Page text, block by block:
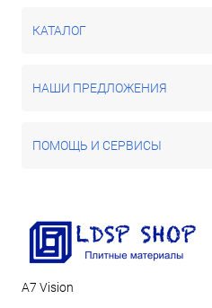
КАТАЛОГ
НАШИ ПРЕДЛОЖЕНИЯ
ПОМОЩЬ И СЕРВИСЫ
А7 Vision